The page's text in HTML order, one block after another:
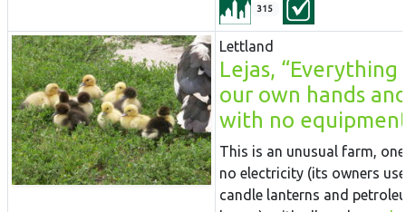
315
Lettland
Lejas,
our own hands
with no
This is an unusual farm,
no electricity (its owners use
candle lanterns and